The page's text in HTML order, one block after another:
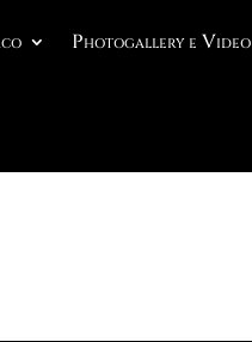
Photogallery e Video